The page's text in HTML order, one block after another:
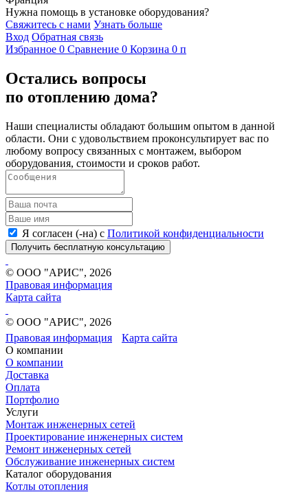
Нужна помощь в установке оборудования?
Свяжитесь с нами Узнать больше
Вход Обратная связь
Избранное 0 Сравнение 0 Корзина 0 п
Остались вопросы
по отоплению дома?
Наши специалисты обладают большим опытом в данной
области. Они с удовольствием проконсультирует вас по
любому вопросу связанных с монтажем, выбором
оборудования, стоимости и сроков работ.
Я согласен (-на) с Политикой конфиденциальности
Получить бесплатную консультацию
© ООО "АРИС", 2026
Правовая информация
Карта сайта
© ООО "АРИС", 2026
Правовая информация
Карта сайта
О компании
О компании
Доставка
Оплата
Портфолио
Услуги
Монтаж инженерных сетей
Проектирование инженерных систем
Ремонт инженерных сетей
Обслуживание инженерных систем
Каталог оборудования
Котлы отопления